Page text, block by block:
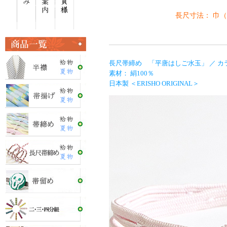
長尺寸法： 巾
長尺帯締め 「平唐はしご水玉」 ／ カ
素材： 絹100％
日本製 ＜ERISHO ORIGINAL＞